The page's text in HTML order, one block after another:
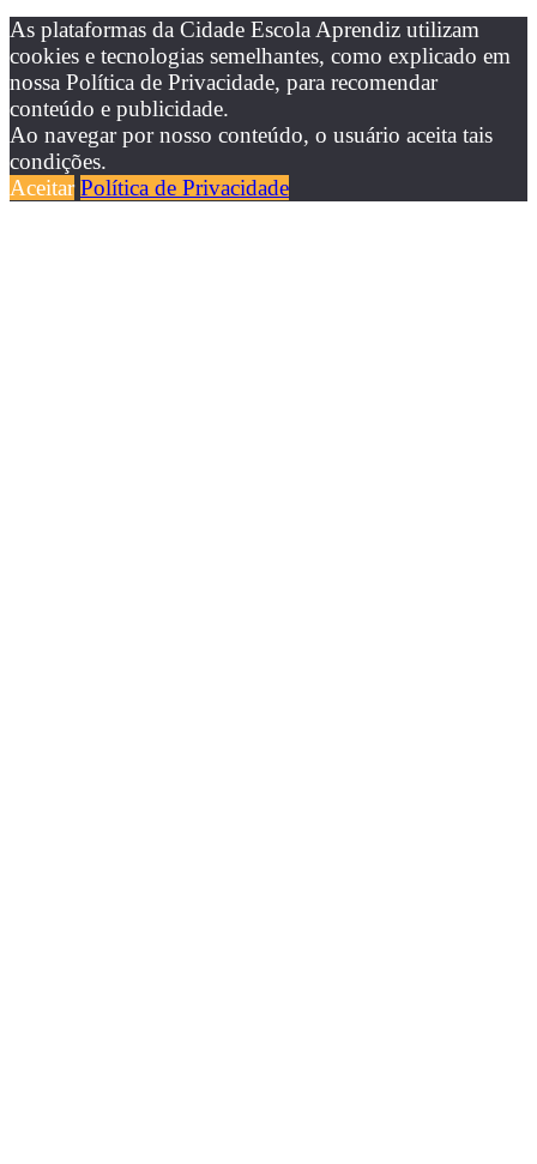
As plataformas da Cidade Escola Aprendiz utilizam
cookies e tecnologias semelhantes, como explicado em
nossa Política de Privacidade, para recomendar
conteúdo e publicidade.
Ao navegar por nosso conteúdo, o usuário aceita tais
condições.
Aceitar Política de Privacidade